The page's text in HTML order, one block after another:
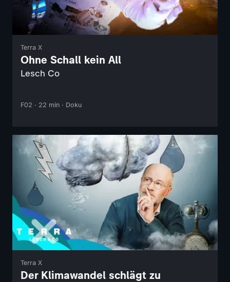
Terra X
Ohne Schall kein All
Lesch Co
F02 · 22 min · Doku
Terra X
Der Klimawandel schlägt zu